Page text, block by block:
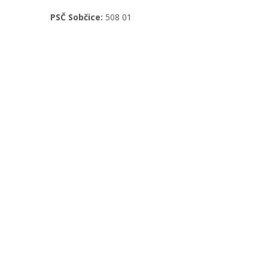
PSČ Sobčice: 508 01